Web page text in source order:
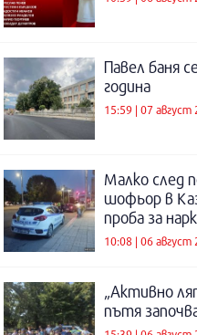
Павел баня
година
15:59 | 07 август
Малко след
шофьор в
проба за
10:08 | 06 август
„Активно
пътя